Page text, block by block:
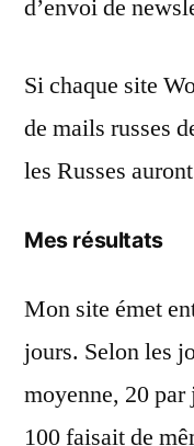
d’envoi de
Si chaque site
de mails russes
les Russes
Mes résultats
Mon site émet
jours. Selon les
moyenne, 20 par
100 faisait de